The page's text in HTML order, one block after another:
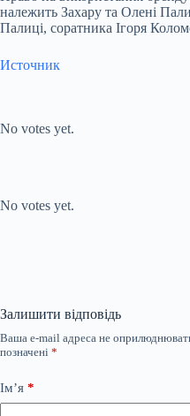
належить Захару та Олені
Палиці, соратника Ігоря
Источник
No votes yet.
No votes yet.
Залишити відповідь
Ваша e-mail адреса не
позначені *
Ім’я *